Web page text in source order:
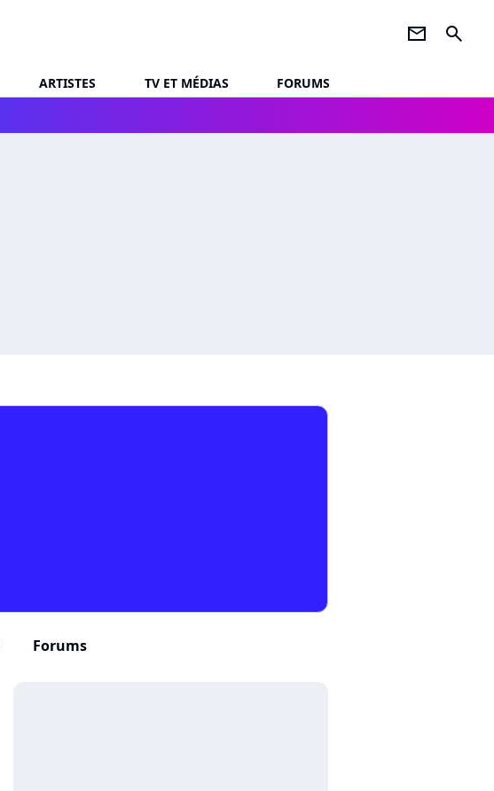
newsletter search
ARTISTES TV ET MÉDIAS
FORUMS
Forums